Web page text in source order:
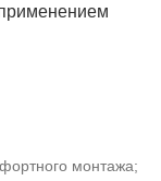
монтажа;